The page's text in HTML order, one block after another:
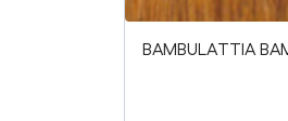
BAMBULATTIA